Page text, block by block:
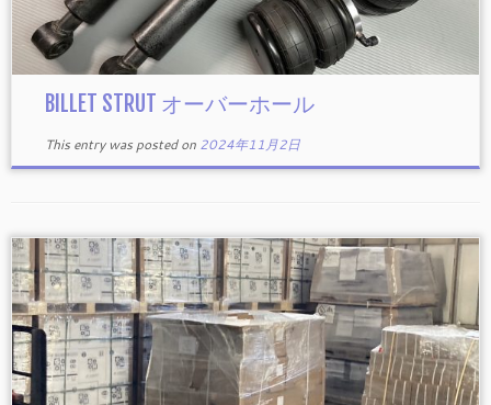
BILLET STRUT オーバーホール
This entry was posted on 2024年11月2日